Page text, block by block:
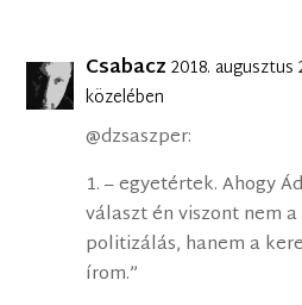
Csabacz 2018.
közelében
@dzsaszper:
1. – egyetértek. Ahogy
választ én viszont nem
politizálás, hanem a
írom.”